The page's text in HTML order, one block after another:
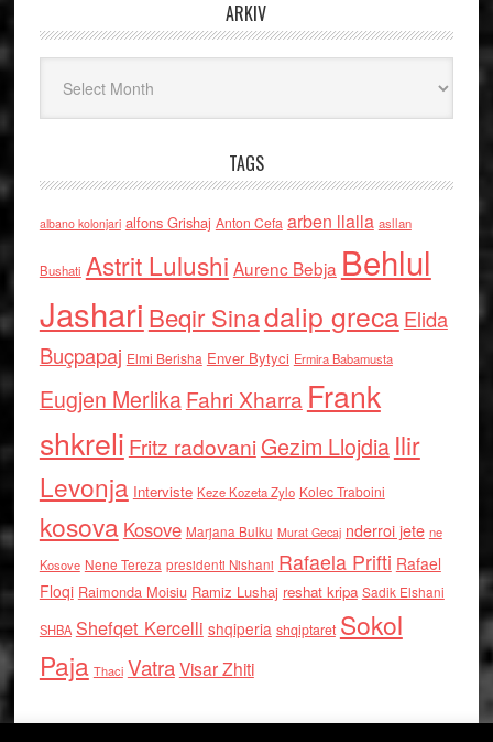
ARKIV
TAGS
albano kolonjari alfons Grishaj Anton Cefa arben llalla asllan
Bushati Astrit Lulushi Aurenc Bebja Behlul
Jashari Beqir Sinadalip grecaElida
Buçpapaj Elmi Berisha Enver Bytyci Ermira Babamusta
Eugjen MerlikaFahri Xharra Frank
shkreli Fritz radovaniGezim Llojdia Ilir
Levonja Interviste Keze Kozeta Zylo Kolec Traboini
kosova Kosove Marjana Bulku Murat Gecaj nderroi jete ne
Kosove Nene Tereza presidenti Nishani Rafaela Prifti Rafael
Floqi Raimonda Moisiu Ramiz Lushaj reshat kripa Sadik Elshani
SHBA Shefqet Kercelli shqiperia shqiptaret Sokol
Paja Thaci VatraVisar Zhiti